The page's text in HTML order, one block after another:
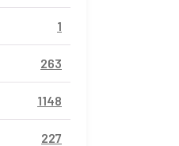
1
263
1148
227